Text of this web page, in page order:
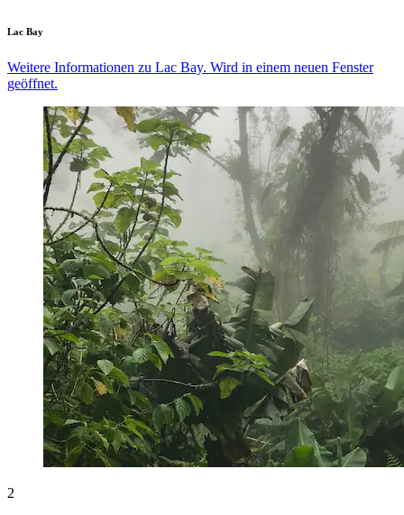
Lac Bay
Weitere Informationen zu Lac Bay. Wird in einem neuen Fenster
geöffnet.
2